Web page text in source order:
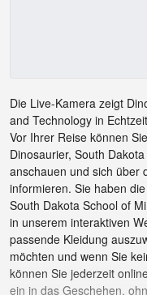
Die Live-Kamera zeigt
and Technology in
Vor Ihrer Reise können
Dinosaurier, South
anschauen und sich über
informieren. Sie haben
South Dakota School of
in unserem interaktiven
passende Kleidung
möchten und wenn Sie
können Sie jederzeit
ein in das Geschehen,